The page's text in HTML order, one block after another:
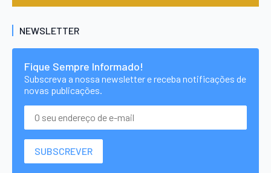
NEWSLETTER
Fique Sempre Informado!
Subscreva a nossa newsletter e receba notificações de
novas publicações.